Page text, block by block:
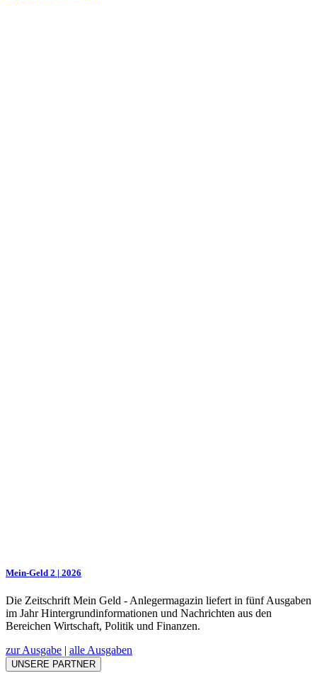
Mein-Geld 2 | 2026
Die Zeitschrift Mein Geld - Anlegermagazin liefert in fünf Ausgaben
im Jahr Hintergrundinformationen und Nachrichten aus den
Bereichen Wirtschaft, Politik und Finanzen.
zur Ausgabe | alle Ausgaben
UNSERE PARTNER